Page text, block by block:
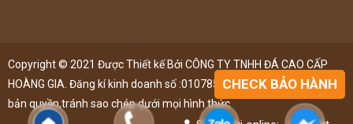
Copyright © 2021 Được Thiết kế Bởi CÔNG TY TNHH ĐÁ CAO CẤP
HOÀNG GIA. Đăng kí kinh doanh số :0107851148 ,đã được đăng kí
bản quyền,tránh sao chép dưới mọi hình thức
CHECK BẢO HÀNH